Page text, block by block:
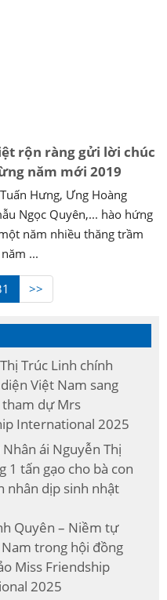
rộn ràng gửi lời chúc
năm mới 2019
Hưng, Ưng Hoàng
Ngọc Quyên,... hào hứng
năm nhiều thăng trầm
...
>>
Trúc Linh chính
Việt Nam sang
tham dự Mrs
International 2025
ái Nguyễn Thị
1 tấn gạo cho bà con
nhân dịp sinh nhật
Quyên – Niềm tự
trong hội đồng
Miss Friendship
2025